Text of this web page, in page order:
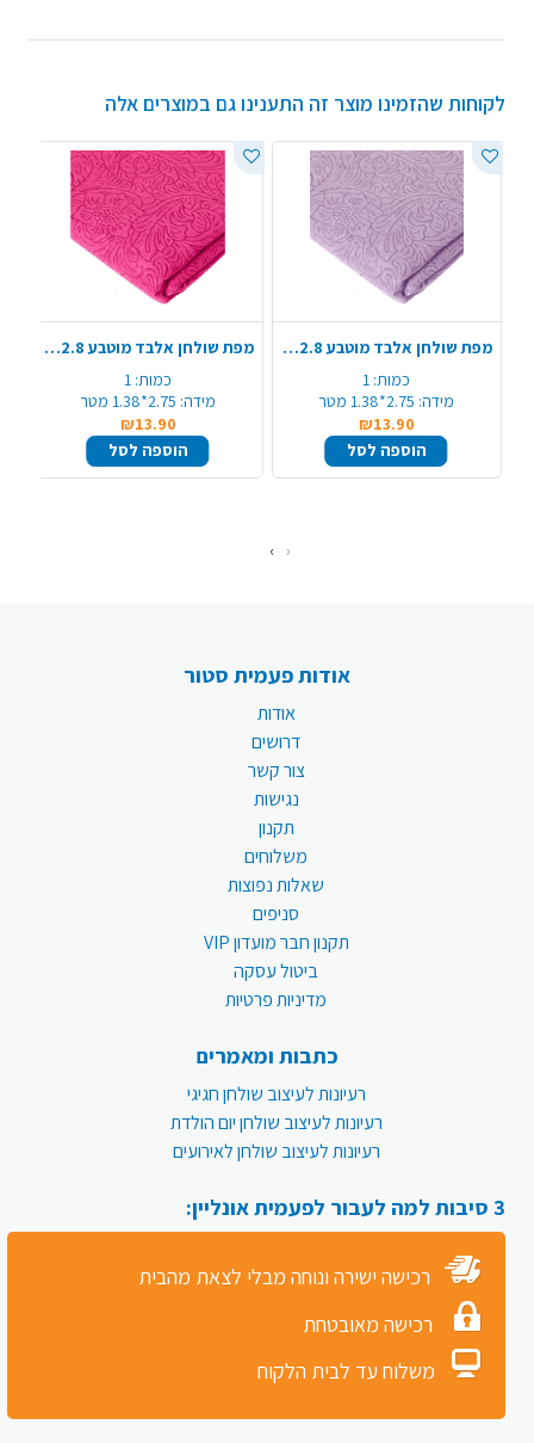
לקוחות שהזמינו מוצר זה התענינו גם במוצרים אלה
מפת שולחן אלבד מוטבע 1.4X2.8 מ' - סגול לילך
כמות: 1
מידה: 2.75*1.38 מטר
₪13.90
הוספה לסל
מפת שולחן אלבד מוטבע 1.4X2.8 מ' - ורוד פוקסיה
כמות: 1
מידה: 2.75*1.38 מטר
₪13.90
הוספה לסל
‹
›
אודות פעמית סטור
אודות
דרושים
צור קשר
נגישות
תקנון
משלוחים
שאלות נפוצות
סניפים
תקנון חבר מועדון VIP
ביטול עסקה
מדיניות פרטיות
כתבות ומאמרים
רעיונות לעיצוב שולחן חגיגי
רעיונות לעיצוב שולחן יום הולדת
רעיונות לעיצוב שולחן לאירועים
3 סיבות למה לעבור לפעמית אונליין:
רכישה ישירה ונוחה מבלי לצאת מהבית
רכישה מאובטחת
משלוח עד לבית הלקוח